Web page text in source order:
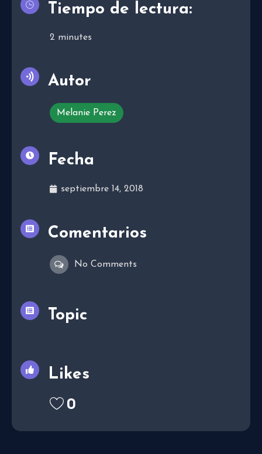
Tiempo de lectura:
2 minutes
Autor
Melanie Perez
Fecha
septiembre 14, 2018
Comentarios
No Comments
Topic
Likes
0